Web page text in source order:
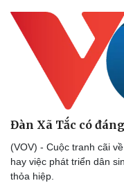
Doanh nghiệp
Thông tin doanh nghiệp
Doanh nghiệp 24h
Đàn Xã Tắc có
(VOV) - Cuộc tranh cãi
hay việc phát triển dân
thỏa hiệp.